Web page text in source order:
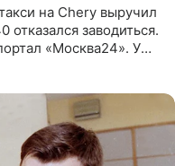
на Chery выручил
заводиться.
«Москва24». У